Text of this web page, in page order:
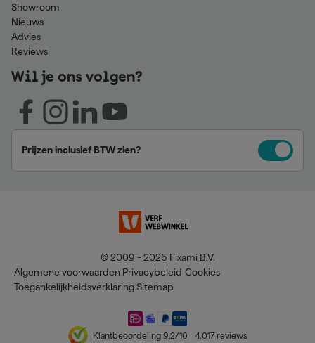
Showroom
Nieuws
Advies
Reviews
Wil je ons volgen?
Prijzen inclusief BTW zien?
© 2009 - 2026 Fixami B.V.
Algemene voorwaarden Privacybeleid Cookies
Toegankelijkheidsverklaring Sitemap
Klantbeoordeling 9,2/10 4.017 reviews